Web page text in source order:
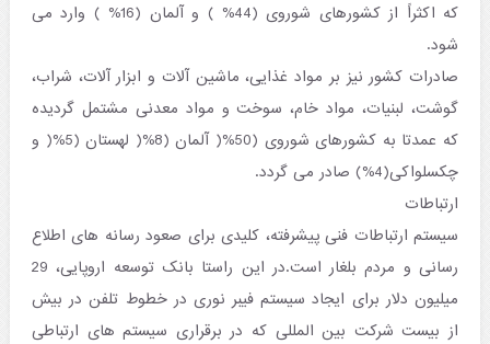
که اکثراً از کشورهای شوروی (44% ) و آلمان (16% ) وارد می
شود.
صادرات کشور نیز بر مواد غذایی، ماشین آلات و ابزار آلات، شراب،
گوشت، لبنیات، مواد خام، سوخت و مواد معدنی مشتمل گردیده
که عمدتا به کشورهای شوروی (50%( آلمان (8%( لهستان (5%( و
چکسلواکی(4%) صادر می‌ گردد.
ارتباطات
سیستم ارتباطات فنی پیشرفته، کلیدی برای صعود رسانه های اطلاع
رسانی و مردم بلغار است.در این راستا بانک توسعه اروپایی، 29
میلیون دلار برای ایجاد سیستم فیبر نوری در خطوط تلفن در بیش
از بیست شرکت بین المللی که در برقراری سیستم های ارتباطی